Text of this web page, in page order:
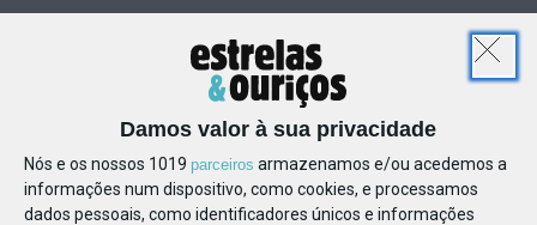
Damos valor à sua privacidade
Nós e os nossos 1019 parceiros armazenamos e/ou acedemos a
informações num dispositivo, como cookies, e processamos
dados pessoais, como identificadores únicos e informações